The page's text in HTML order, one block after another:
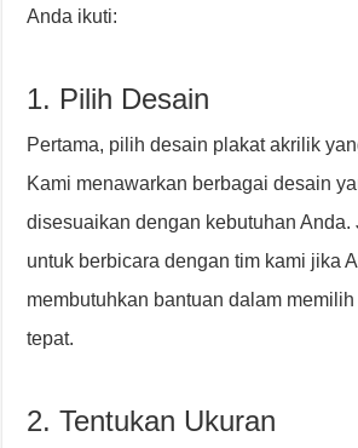
Anda ikuti:
1. Pilih Desain
Pertama, pilih desain plakat akrilik
Kami menawarkan berbagai desain
disesuaikan dengan kebutuhan Anda.
untuk berbicara dengan tim kami jika
membutuhkan bantuan dalam
tepat.
2. Tentukan Ukuran